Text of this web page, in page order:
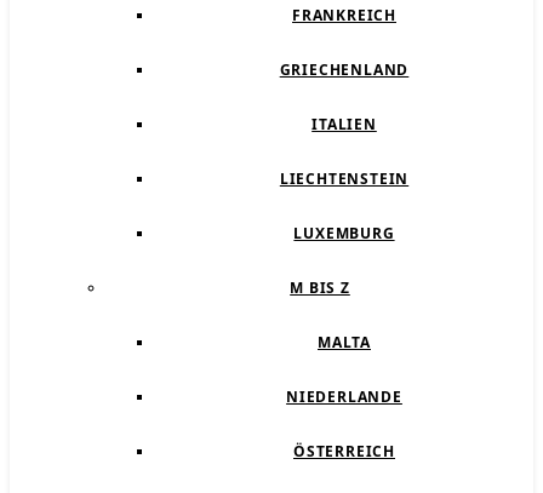
FRANKREICH
GRIECHENLAND
ITALIEN
LIECHTENSTEIN
LUXEMBURG
M BIS Z
MALTA
NIEDERLANDE
ÖSTERREICH